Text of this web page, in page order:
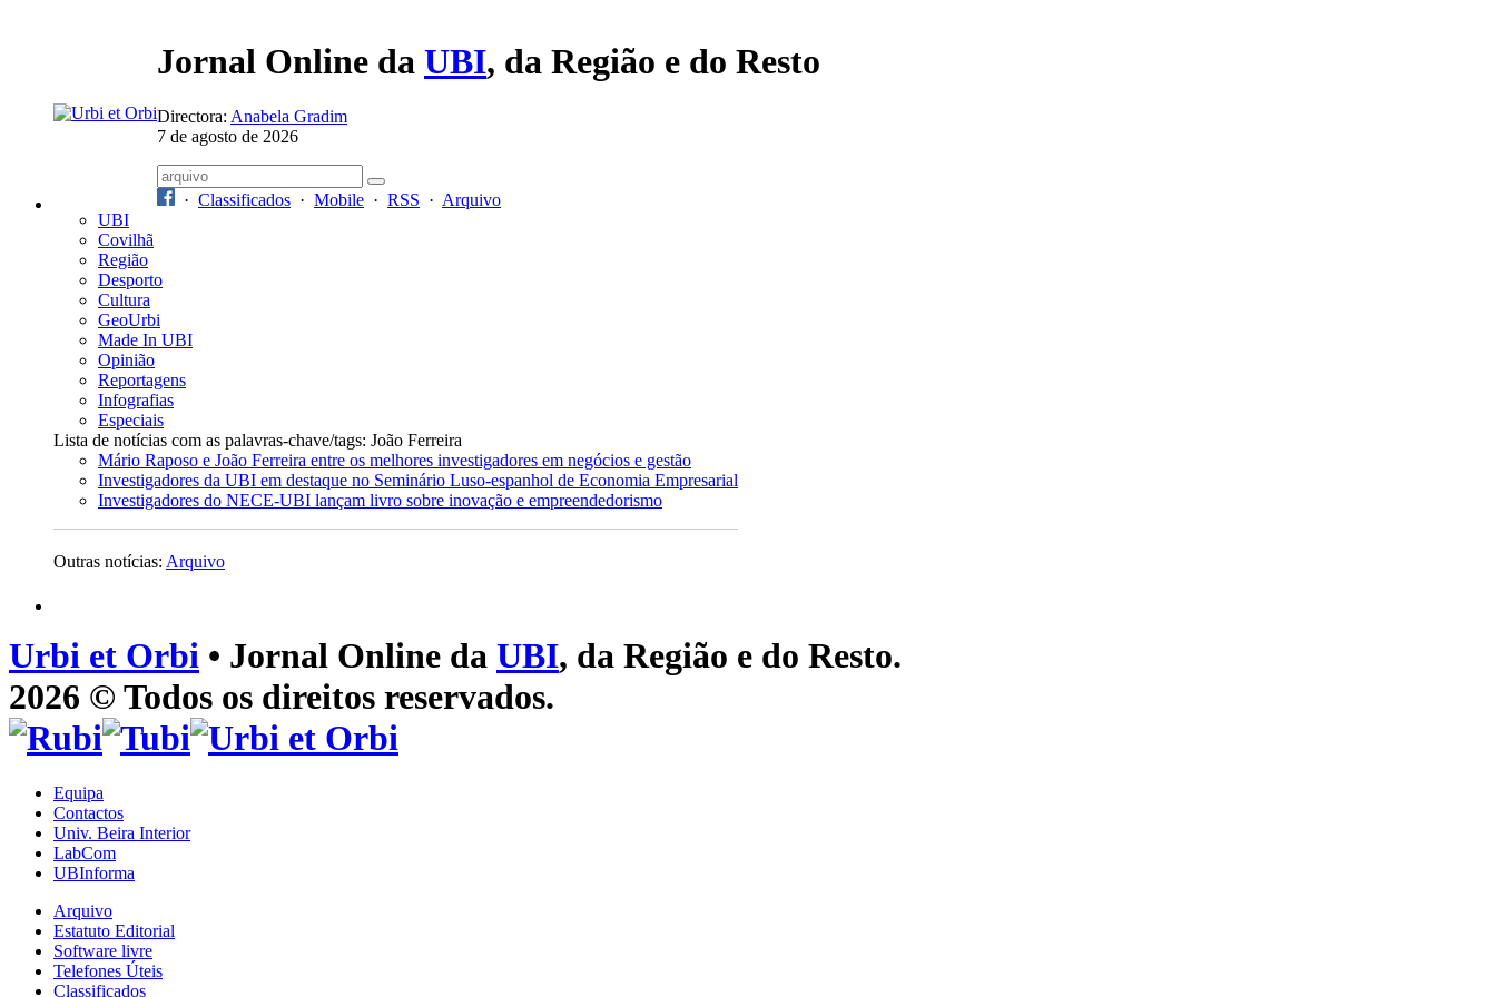
Jornal Online da UBI, da Região e do Resto
Directora: Anabela Gradim
7 de agosto de 2026
· Classificados · Mobile · RSS · Arquivo
UBI
Covilhã
Região
Desporto
Cultura
GeoUrbi
Made In UBI
Opinião
Reportagens
Infografias
Especiais
Lista de notícias com as palavras-chave/tags: João Ferreira
Mário Raposo e João Ferreira entre os melhores investigadores em negócios e gestão
Investigadores da UBI em destaque no Seminário Luso-espanhol de Economia Empresarial
Investigadores do NECE-UBI lançam livro sobre inovação e empreendedorismo
Outras notícias: Arquivo
Urbi et Orbi • Jornal Online da UBI, da Região e do Resto.
2026 © Todos os direitos reservados.
Equipa
Contactos
Univ. Beira Interior
LabCom
UBInforma
Arquivo
Estatuto Editorial
Software livre
Telefones Úteis
Classificados